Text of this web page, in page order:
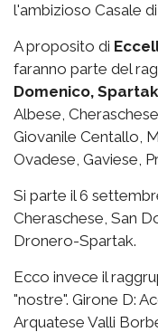
l'ambizioso Casale
A proposito di
faranno parte del
Domenico,
Albese,
Giovanile Centallo,
Ovadese, Gaviese,
Si parte il 6
Cheraschese, San
Dronero-Spartak.
Ecco invece il
"nostre". Girone D:
Arquatese Valli